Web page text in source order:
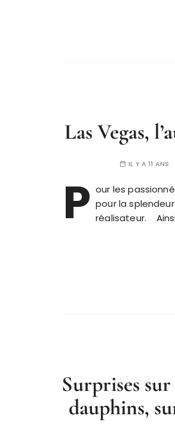
Las Vegas,
IL Y A 11 ANS
P our les
pour la
réalisateur.
Surprises
dauphins,